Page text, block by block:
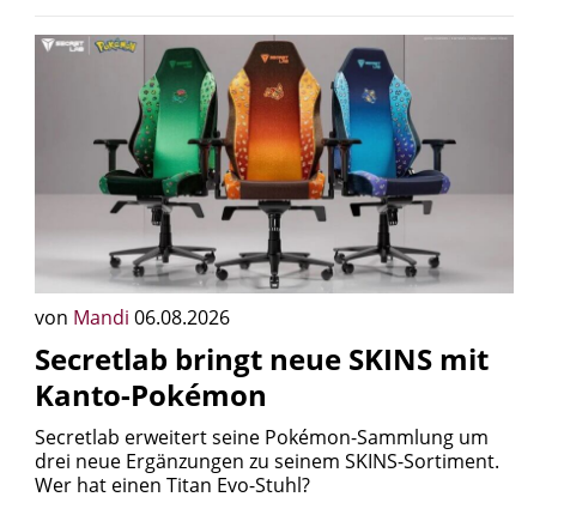
von Mandi 06.08.2026
Secretlab bringt neue SKINS mit
Kanto-Pokémon
Secretlab erweitert seine Pokémon-Sammlung um
drei neue Ergänzungen zu seinem SKINS-Sortiment.
Wer hat einen Titan Evo-Stuhl?